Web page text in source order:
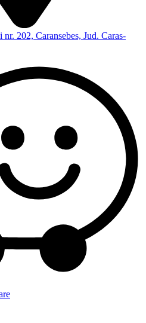
202, Caransebes, Jud. Caras-